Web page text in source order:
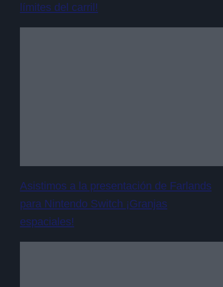
límites del carril!
Asistimos a la presentación de Farlands
para Nintendo Switch ¡Granjas
espaciales!